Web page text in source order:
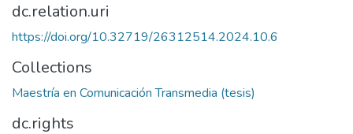
dc.relation.uri
https://doi.org/10.32719/26312514.2024.10.6
Collections
Maestría en Comunicación Transmedia (tesis)
dc.rights